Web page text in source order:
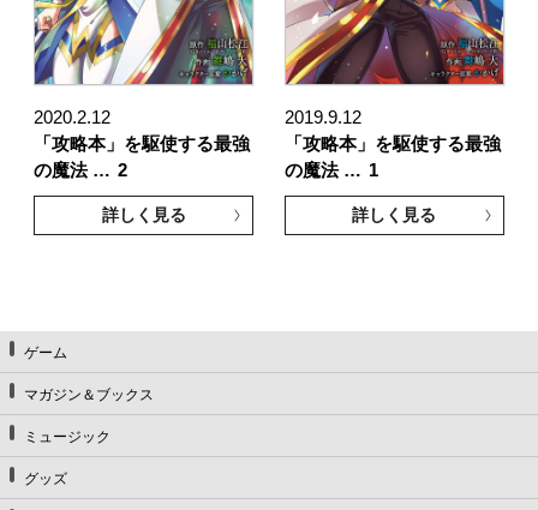
2020.2.12
「攻略本」を駆使する最強
の魔法 … 2
詳しく見る
2019.9.12
「攻略本」を駆使する最強
の魔法 … 1
詳しく見る
ゲーム
マガジン＆ブックス
ミュージック
グッズ